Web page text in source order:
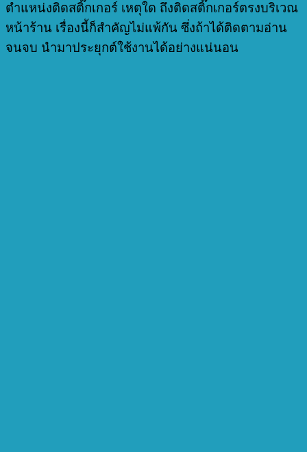
ตำแหน่งติดสติ๊กเกอร์ เหตุใด ถึงติดสติ๊กเกอร์ตรงบริเวณ
หน้าร้าน เรื่องนี้ก็สำคัญไม่แพ้กัน ซึ่งถ้าได้ติดตามอ่าน
จนจบ นำมาประยุกต์ใช้งานได้อย่างแน่นอน